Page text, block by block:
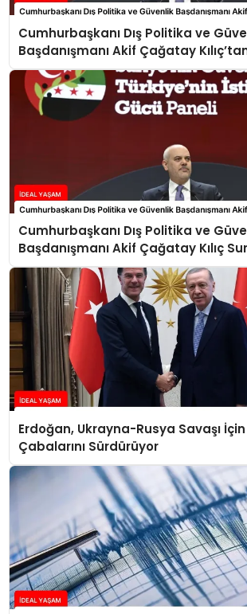
Cumhurbaşkanı Dış Politika ve
Başdanışmanı Akif Çağatay
Panelinde Önemli Açıklamalar
Cumhurbaşkanı Dış Politika ve
Başdanışmanı Akif Çağatay Kılıç
Konuştu
Erdoğan, Ukrayna-Rusya Savaşı İçin
Çabalarını Sürdürüyor